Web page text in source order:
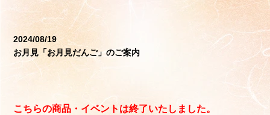
2024/08/19
お月見「お月見だんご」のご案内
こちらの商品・イベントは終了いたしました。